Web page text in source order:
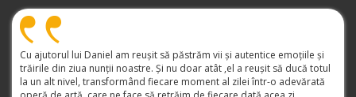
Cu ajutorul lui Daniel am reușit să păstrăm vii și autentice emoțiile și
trăirile din ziua nunții noastre. Și nu doar atât ,el a reușit să ducă totul
la un alt nivel, transformând fiecare moment al zilei într-o adevărată